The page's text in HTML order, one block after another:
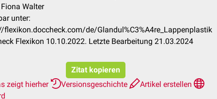
Walter
unter:
flexikon.doccheck.com/de/Glandul%C3%A4re_Lappenplastik
Flexikon 10.10.2022. Letzte Bearbeitung 21.03.2024
Zitat kopieren
zeigt hierher
Versionsgeschichte
Artikel erstellen